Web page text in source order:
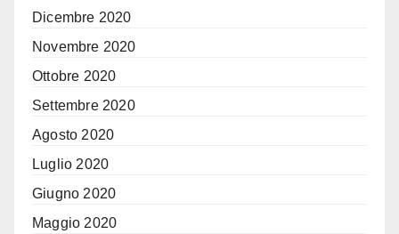
Dicembre 2020
Novembre 2020
Ottobre 2020
Settembre 2020
Agosto 2020
Luglio 2020
Giugno 2020
Maggio 2020